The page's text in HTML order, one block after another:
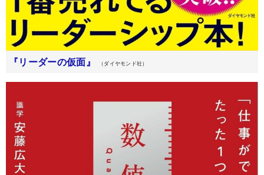
『リーダーの仮面』 （ダイヤモンド社）